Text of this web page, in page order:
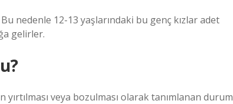
nedenle 12-13 yaşlarındaki bu genç kızlar adet
gelirler.
veya bozulması olarak tanımlanan durum